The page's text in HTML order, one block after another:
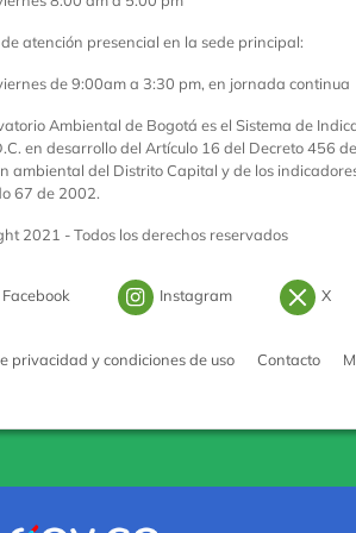
atención presencial en la sede principal:
de 9:00am a 3:30 pm, en jornada continua
Ambiental de Bogotá es el Sistema de
en desarrollo del Artículo 16 del Decreto 456
ambiental del Distrito Capital y de los
67 de 2002.
2021 - Todos los derechos reservados
Facebook Logo FacebookInstagram Logo Instagram
X
privacidad y condiciones de uso Contacto
marca Colombia